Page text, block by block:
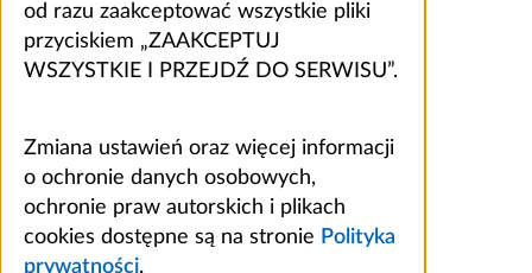
od razu zaakceptować wszystkie pliki
przyciskiem „ZAAKCEPTUJ
WSZYSTKIE I PRZEJDŹ DO SERWISU”.
Zmiana ustawień oraz więcej informacji
o ochronie danych osobowych,
ochronie praw autorskich i plikach
cookies dostępne są na stronie Polityka
prywatności.